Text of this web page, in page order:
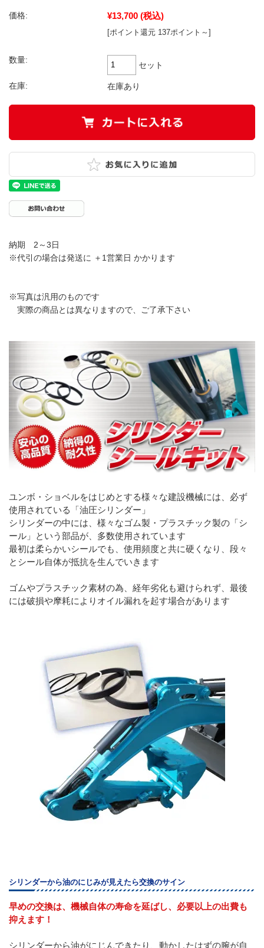
価格: ¥13,700 (税込)
[ポイント還元 137ポイント～]
数量:
セット
在庫: 在庫あり
納期 2～3日
※代引の場合は発送に ＋1営業日 かかります
※写真は汎用のものです
実際の商品とは異なりますので、ご了承下さい
ユンボ・ショベルをはじめとする様々な建設機械には、必ず
使用されている「油圧シリンダー」
シリンダーの中には、様々なゴム製・プラスチック製の「シ
ール」という部品が、多数使用されています
最初は柔らかいシールでも、使用頻度と共に硬くなり、段々
とシール自体が抵抗を生んでいきます
ゴムやプラスチック素材の為、経年劣化も避けられず、最後
には破損や摩耗によりオイル漏れを起す場合があります
シリンダーから油のにじみが見えたら交換のサイン
早めの交換は、機械自体の寿命を延ばし、必要以上の出費も
抑えます！
シリンダーから油がにじんできたり、動かしたはずの腕が自